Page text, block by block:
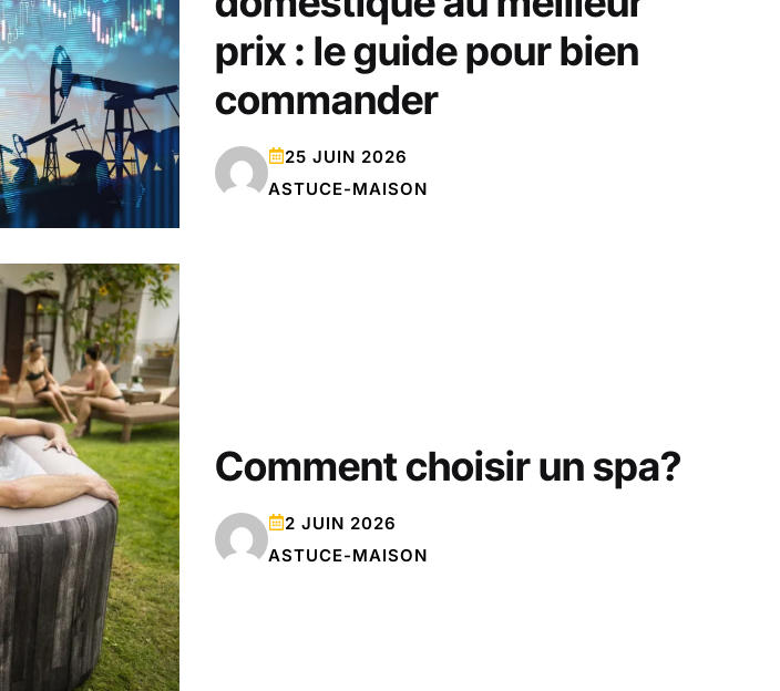
prix : le guide pour bien
commander
25 JUIN 2026
ASTUCE-MAISON
Comment choisir un spa?
2 JUIN 2026
ASTUCE-MAISON